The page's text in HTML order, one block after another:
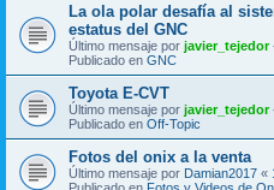
La ola polar desafía al
estatus del GNC
Último mensaje por javier_tejedor
Publicado en GNC
Toyota E-CVT
Último mensaje por javier_tejedor
Publicado en Off-Topic
Fotos del onix a la venta
Último mensaje por Damian2017 «
Publicado en Fotos y Videos de